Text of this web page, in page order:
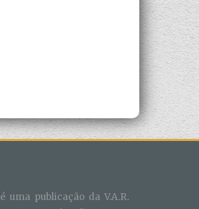
é uma publicação da V.A.R.